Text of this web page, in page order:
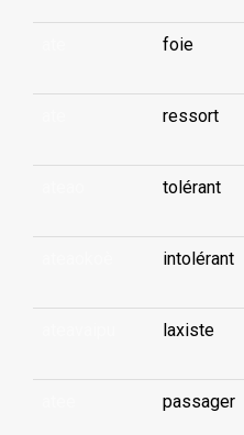
foie
ressort
tolérant
intolérant
laxiste
passager